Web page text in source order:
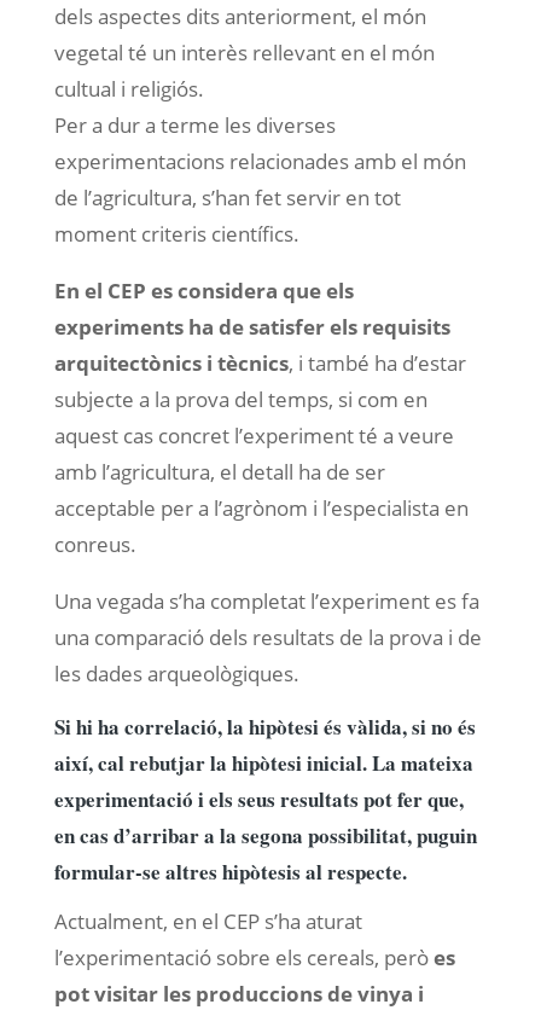
dels aspectes dits anteriorment, el món
vegetal té un interès rellevant en el món
cultual i religiós.
Per a dur a terme les diverses
experimentacions relacionades amb el món
de l’agricultura, s’han fet servir en tot
moment criteris científics.
En el CEP es considera que els
experiments ha de satisfer els requisits
arquitectònics i tècnics, i també ha d’estar
subjecte a la prova del temps, si com en
aquest cas concret l’experiment té a veure
amb l’agricultura, el detall ha de ser
acceptable per a l’agrònom i l’especialista en
conreus.
Una vegada s’ha completat l’experiment es fa
una comparació dels resultats de la prova i de
les dades arqueològiques.
Si hi ha correlació, la hipòtesi és vàlida, si no és
així, cal rebutjar la hipòtesi inicial. La mateixa
experimentació i els seus resultats pot fer que,
en cas d’arribar a la segona possibilitat, puguin
formular-se altres hipòtesis al respecte.
Actualment, en el CEP s’ha aturat
l’experimentació sobre els cereals, peròes
pot visitar les produccions de vinya i